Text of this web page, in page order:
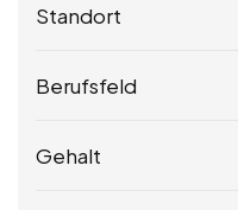
Standort
Berufsfeld
Gehalt